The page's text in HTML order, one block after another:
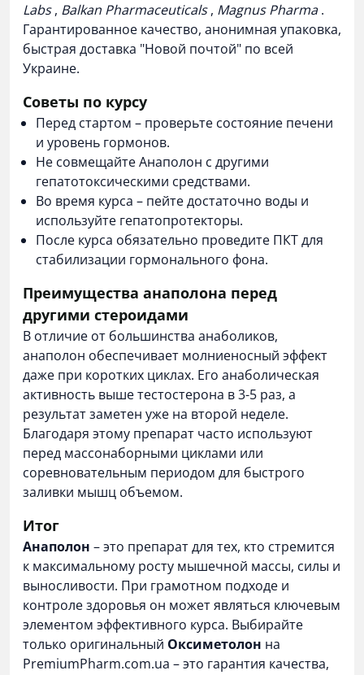
Labs, Balkan Pharmaceuticals, Magnus Pharma.
Гарантированное качество, анонимная упаковка,
быстрая доставка "Новой почтой" по всей
Украине.
Советы по курсу
Перед стартом – проверьте состояние печени
и уровень гормонов.
Не совмещайте Анаполон с другими
гепатотоксическими средствами.
Во время курса – пейте достаточно воды и
используйте гепатопротекторы.
После курса обязательно проведите ПКТдля
стабилизации гормонального фона.
Преимущества анаполона перед
другими стероидами
В отличие от большинства анаболиков,
анаполон обеспечивает молниеносный эффект
даже при коротких циклах. Его анаболическая
активность выше тестостерона в 3-5 раз, а
результат заметен уже на второй неделе.
Благодаря этому препарат часто используют
перед массонаборными циклами или
соревновательным периодом для быстрого
заливки мышц объемом.
Итог
Анаполон – это препарат для тех, кто стремится
к максимальному росту мышечной массы, силы и
выносливости. При грамотном подходе и
контроле здоровья он может являться ключевым
элементом эффективного курса. Выбирайте
только оригинальный Оксиметолон на
PremiumPharm.com.ua – это гарантия качества,